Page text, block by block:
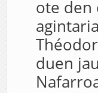
ote den
duen